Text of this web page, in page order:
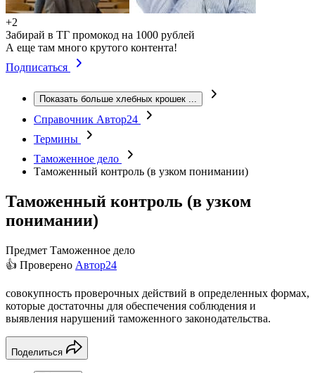
+2
Забирай в ТГ промокод на 1000 рублей
А еще там много крутого контента!
Подписаться
Показать больше хлебных крошек ...
Справочник Автор24
Термины
Таможенное дело
Таможенный контроль (в узком понимании)
Таможенный контроль (в узком
понимании)
Предмет Таможенное дело
👍 Проверено Автор24
совокупность проверочных действий в определенных формах,
которые достаточны для обеспечения соблюдения и
выявления нарушений таможенного законодательства.
Поделиться